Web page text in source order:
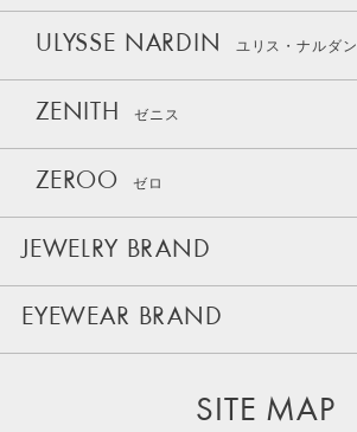
ULYSSE NARDIN ユリス・ナルダン
ZENITH ゼニス
ZEROO ゼロ
JEWELRY BRAND
EYEWEAR BRAND
SITE MAP